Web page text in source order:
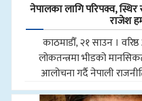
नेपालका लागि परिपक्व,
राजेश
काठमाडौँ, २१ साउन ।
लोकतन्त्रमा भीडको
आलोचना गर्दै नेपाली